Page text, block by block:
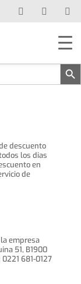
Botón de
descuento
los dias
en
de
empresa
51, B1900
681-0127